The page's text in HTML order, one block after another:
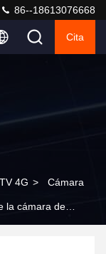
86--18613076668
Cita
4G > Cámara
la cámara de